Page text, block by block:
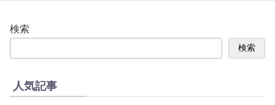
検索
検索
人気記事